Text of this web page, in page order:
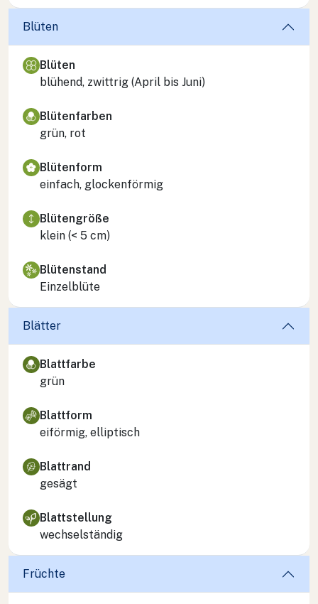
Blüten
Blüten
blühend, zwittrig (April bis Juni)
Blütenfarben
grün, rot
Blütenform
einfach, glockenförmig
Blütengröße
klein (< 5 cm)
Blütenstand
Einzelblüte
Blätter
Blattfarbe
grün
Blattform
eiförmig, elliptisch
Blattrand
gesägt
Blattstellung
wechselständig
Früchte